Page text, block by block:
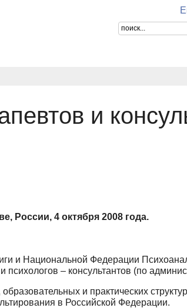
и
России, 4 октября 2008 года.
и Национальной Федерации
– консультантов (по
и практических
в Российской Федерации.